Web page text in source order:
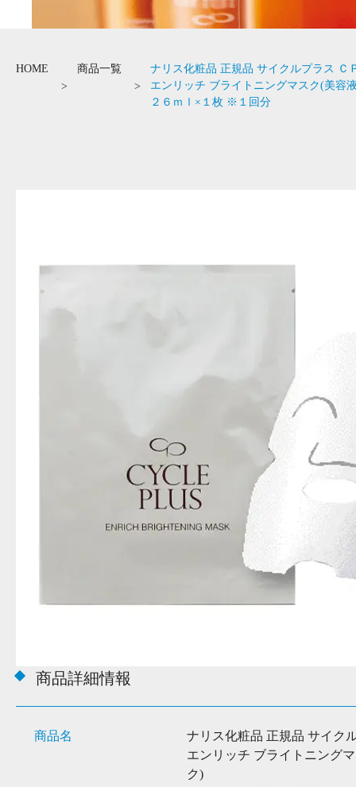
HOME 商品一覧
ナリス化粧品 正規品 サイクルプラス Ｃ
エンリッチ ブライトニングマスク(美容
２６ｍｌ×１枚 ※１回分
商品詳細情報
商品名
ナリス化粧品 正規品 サイク
エンリッチ ブライトニング
ク)